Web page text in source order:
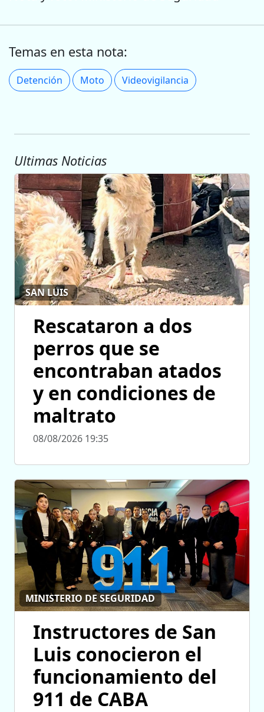
Temas en esta nota:
Detención Moto Videovigilancia
Ultimas Noticias
SAN LUIS
Rescataron a dos
perros que se
encontraban atados
y en condiciones de
maltrato
08/08/2026 19:35
MINISTERIO DE SEGURIDAD
Instructores de San
Luis conocieron el
funcionamiento del
911 de CABA